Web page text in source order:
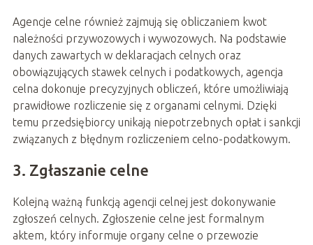
Agencje celne również zajmują się obliczaniem kwot
należności przywozowych i wywozowych. Na podstawie
danych zawartych w deklaracjach celnych oraz
obowiązujących stawek celnych i podatkowych, agencja
celna dokonuje precyzyjnych obliczeń, które umożliwiają
prawidłowe rozliczenie się z organami celnymi. Dzięki
temu przedsiębiorcy unikają niepotrzebnych opłat i sankcji
związanych z błędnym rozliczeniem celno-podatkowym.
3. Zgłaszanie celne
Kolejną ważną funkcją agencji celnej jest dokonywanie
zgłoszeń celnych. Zgłoszenie celne jest formalnym
aktem, który informuje organy celne o przewozie